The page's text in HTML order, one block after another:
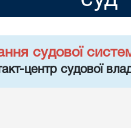
судової
центр судової